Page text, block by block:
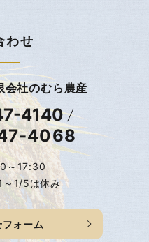
わせ
会社のむら農産
4140
4068
～17:30
～1/5は休み
ォーム